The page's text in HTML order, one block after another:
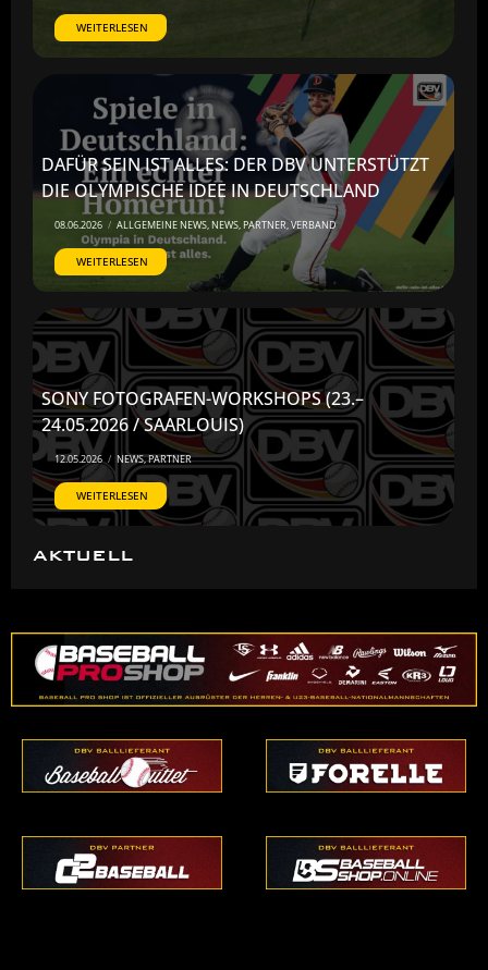
AKTUELL
WEITERLESEN
DAFÜR SEIN IST ALLES: DER DBV UNTERSTÜTZT
DIE OLYMPISCHE IDEE IN DEUTSCHLAND
08.06.2026 / ALLGEMEINE NEWS,NEWS,PARTNER,VERBAND
WEITERLESEN
SONY FOTOGRAFEN-WORKSHOPS (23.–
24.05.2026 / SAARLOUIS)
12.05.2026 / NEWS,PARTNER
WEITERLESEN